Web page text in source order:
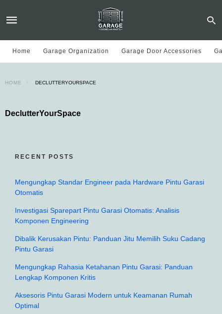
Home Garage Organization Garage Door Accessories
HOME DECLUTTERYOURSPACE
DeclutterYourSpace
RECENT POSTS
Mengungkap Standar Engineer pada Hardware Pintu Garasi
Otomatis
Investigasi Sparepart Pintu Garasi Otomatis: Analisis
Komponen Engineering
Dibalik Kerusakan Pintu: Panduan Jitu Memilih Suku Cadang
Pintu Garasi
Mengungkap Rahasia Ketahanan Pintu Garasi: Panduan
Lengkap Komponen Kritis
Aksesoris Pintu Garasi Modern untuk Keamanan Rumah
Optimal